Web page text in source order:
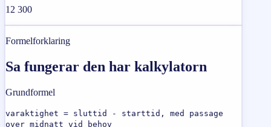
12 300
Formelforklaring
Sa fungerar den har kalkylatorn
Grundformel
varaktighet = sluttid - starttid, med passage
over midnatt vid behov